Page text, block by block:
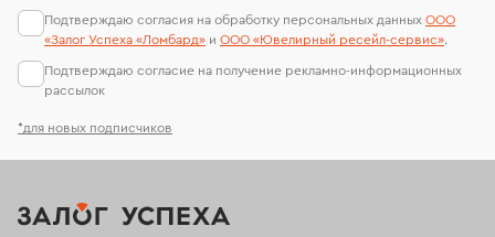
*для новых подписчиков
Подтверждаю согласия на обработку персональных данных ООО
«Залог Успеха «Ломбард» и ООО «Ювелирный ресейл-сервиc».
Подтверждаю согласие на получение рекламно-информационных
рассылок